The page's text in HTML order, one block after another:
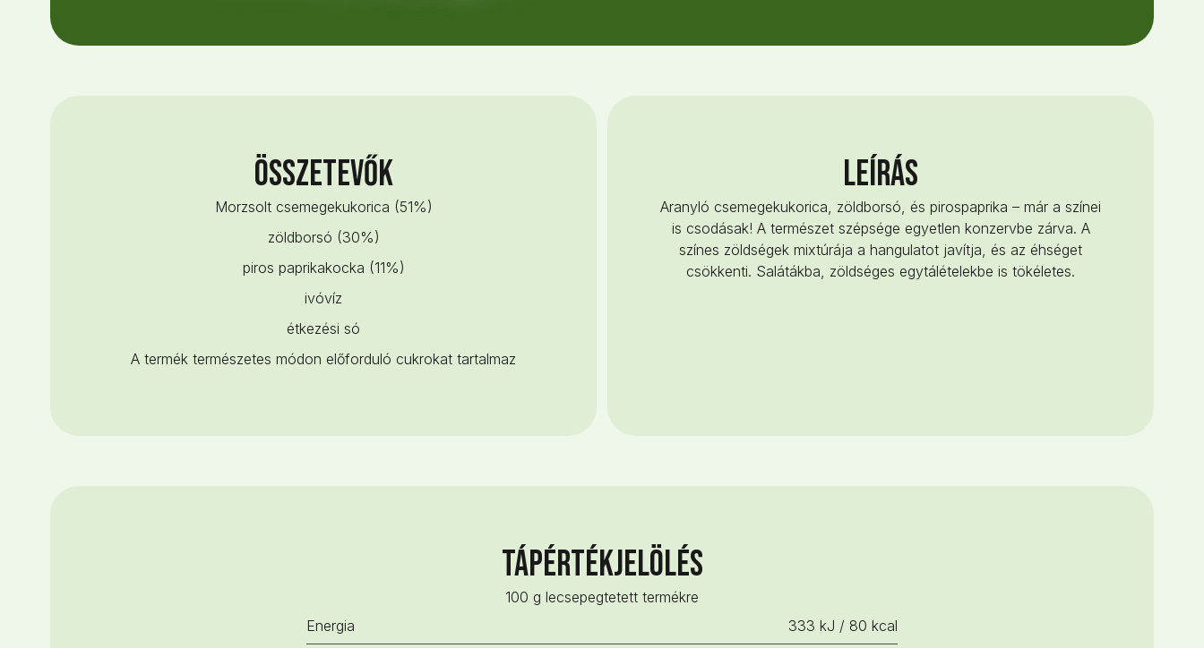
Összetevők
Morzsolt csemegekukorica (51%)
zöldborsó (30%)
piros paprikakocka (11%)
ivóvíz
étkezési só
A termék természetes módon előforduló cukrokat tartalmaz
LEÍRÁS
Aranyló csemegekukorica, zöldborsó, és pirospaprika – már a színei
is csodásak! A természet szépsége egyetlen konzervbe zárva. A
színes zöldségek mixtúrája a hangulatot javítja, és az éhséget
csökkenti. Salátákba, zöldséges egytálételekbe is tökéletes.
Tápértékjelölés
100 g lecsepegtetett termékre
Energia
333 kJ / 80 kcal